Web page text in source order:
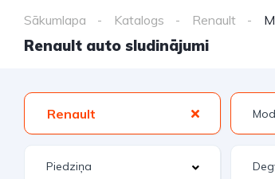
Sākumlapa Katalogs Renault
Renault auto sludinājumi
Renault